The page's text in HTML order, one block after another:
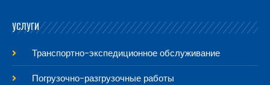
УСЛУГИ
Транспортно-экспедиционное обслуживание
Погрузочно-разгрузочные работы